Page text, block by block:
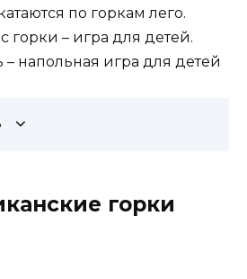
по горкам лего.
горки – игра для детей.
напольная игра для детей
горки